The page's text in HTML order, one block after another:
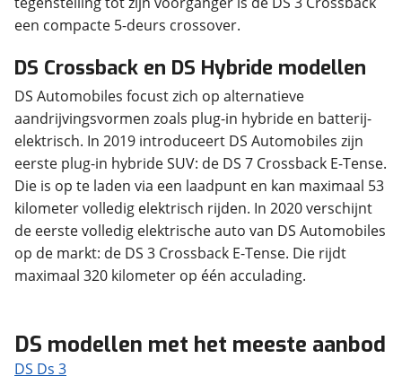
een compacte 5-deurs crossover.
DS Crossback en DS Hybride modellen
DS Automobiles focust zich op alternatieve
aandrijvingsvormen zoals plug-in hybride en batterij-
elektrisch. In 2019 introduceert DS Automobiles zijn
eerste plug-in hybride SUV: de DS 7 Crossback E-Tense.
Die is op te laden via een laadpunt en kan maximaal 53
kilometer volledig elektrisch rijden. In 2020 verschijnt
de eerste volledig elektrische auto van DS Automobiles
op de markt: de DS 3 Crossback E-Tense. Die rijdt
maximaal 320 kilometer op één acculading.
DS modellen met het meeste aanbod
DS Ds 3